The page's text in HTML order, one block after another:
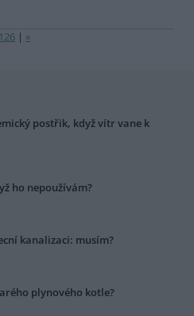
126 | »
postřik, když vítr vane k
ho nepoužívám?
kanalizaci: musím?
plynového kotle?